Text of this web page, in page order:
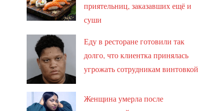
приятельниц, заказавших ещё и
суши
Еду в ресторане готовили так
долго, что клиентка принялась
угрожать сотрудникам винтовкой
Женщина умерла после